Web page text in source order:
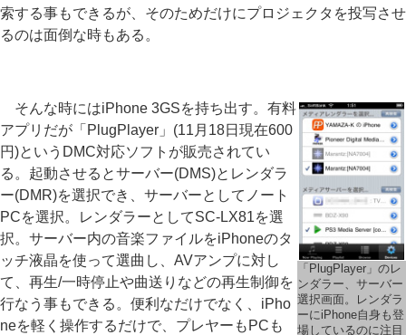
索する事もできるが、そのためだけにプロジェクタを投写させ
るのは面倒な時もある。
「PlugPlayer」のレ
ンダラー、サーバー
選択画面。レンダラ
ーにiPhone自身も登
場しているのに注目
そんな時にはiPhone 3GSを持ち出す。有料
アプリだが「PlugPlayer」(11月18日現在600
円)というDMC対応ソフトが販売されてい
る。起動させるとサーバー(DMS)とレンダラ
ー(DMR)を選択でき、サーバーとしてノート
PCを選択。レンダラーとしてSC-LX81を選
択。サーバー内の音楽ファイルをiPhoneのタ
ッチ液晶を使って選曲し、AVアンプに対し
て、再生/一時停止や曲送りなどの再生制御を
行なう事もできる。便利なだけでなく、iPho
neを軽く操作するだけで、プレヤーもPCも